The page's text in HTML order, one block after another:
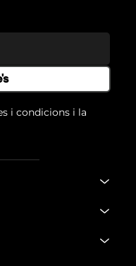
i condicions i la